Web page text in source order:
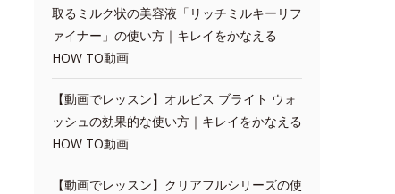
取るミルク状の美容液「リッチミルキーリフ
ァイナー」の使い方｜キレイをかなえる
HOW TO動画
【動画でレッスン】オルビス ブライト ウォ
ッシュの効果的な使い方｜キレイをかなえる
HOW TO動画
【動画でレッスン】クリアフルシリーズの使